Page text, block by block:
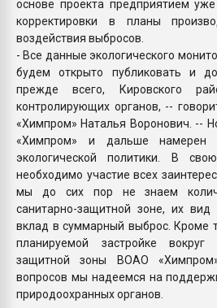
основе проекта предприятием
корректировки в планы
воздействия выбросов.
- Все данные экологического
будем открыто публиковать и
прежде всего, Кировского
контролирующих органов, --
«Химпром» Наталья Воронович. --
«Химпром» и дальше намерен
экологической политики. В
необходимо участие всех
мы до сих пор не знаем
санитарно-защитной зоне, их вид
вклад в суммарный выброс. Кроме
планируемой застройке
защитной зоны ВОАО
вопросов мы надеемся на
природоохранных органов.